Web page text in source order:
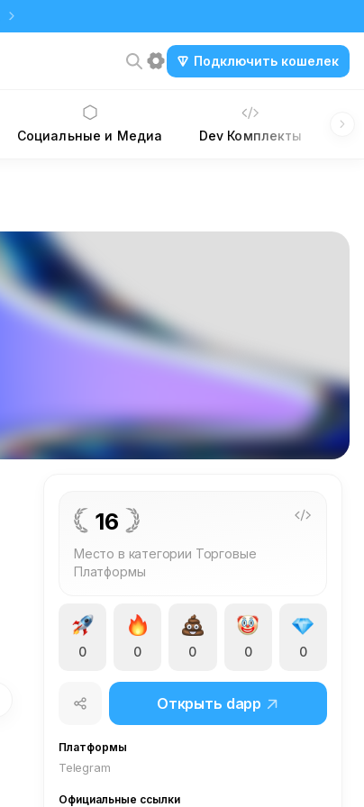
Подключить кошелек
Социальные и Медиа Dev Комплекты
16
Место в категории Торговые
Платформы
0 0 0 0 0
Открыть dapp
Платформы
Telegram
Официальные ссылки